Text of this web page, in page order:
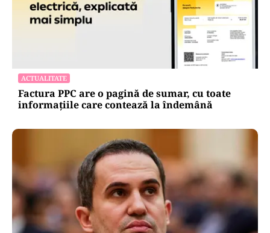
ACTUALITATE
Factura PPC are o pagină de sumar, cu toate
informațiile care contează la îndemână